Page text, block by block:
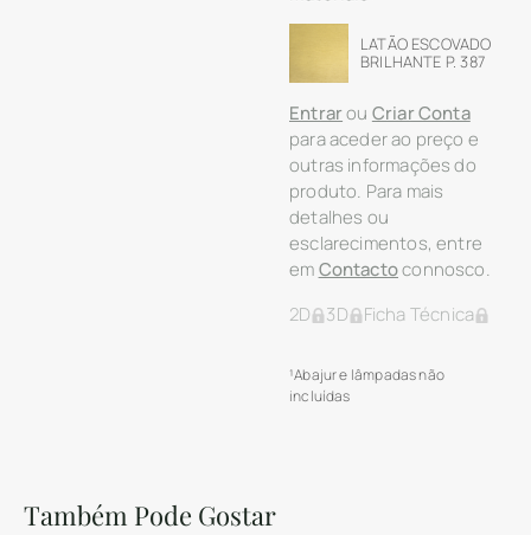
LATÃO ESCOVADO
BRILHANTE P. 387
Entrarou Criar Conta
para aceder ao preço e
outras informações do
produto. Para mais
detalhes ou
esclarecimentos, entre
emContactoconnosco.
2D
3D Ficha Técnica
¹Abajur e lâmpadas não
incluídas
Também Pode Gostar